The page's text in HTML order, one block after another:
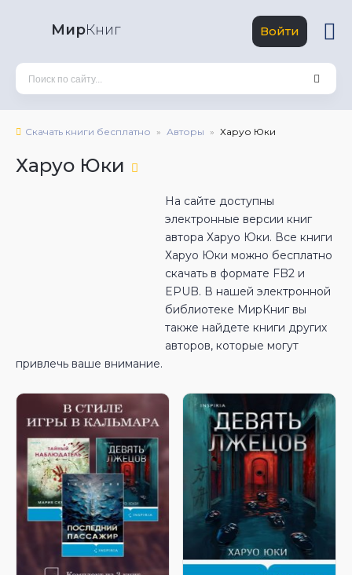
МирКниг Войти
Скачать книги бесплатно Авторы Харуо Юки
Харуо Юки
На сайте доступны
электронные версии книг
автора Харуо Юки. Все книги
Харуо Юки можно бесплатно
скачать в формате FB2 и
EPUB. В нашей электронной
библиотеке МирКниг вы
также найдете книги других
авторов, которые могут
привлечь ваше внимание.